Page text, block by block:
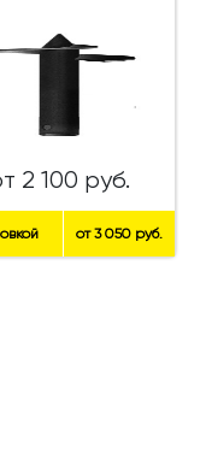
2 100 руб.
от 3 050 руб.